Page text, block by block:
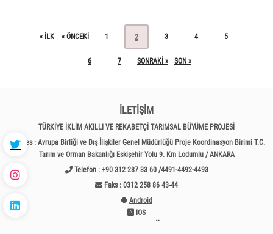
« ILK « ÖNCEKI 1 2 3 4 5
6 7 SONRAKI » SON »
İLETİŞİM
TÜRKİYE İKLİM AKILLI VE REKABETÇİ TARIMSAL BÜYÜME PROJESİ
Adres : Avrupa Birliği ve Dış İlişkiler Genel Müdürlüğü Proje Koordinasyon Birimi T.C.
Tarım ve Orman Bakanlığı Eskişehir Yolu 9. Km Lodumlu / ANKARA
Telefon : +90 312 287 33 60 /4491-4492-4493
Faks : 0312 258 86 43-44
Android
IOS